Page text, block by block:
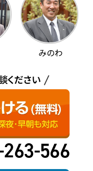
みのわ
ください
566